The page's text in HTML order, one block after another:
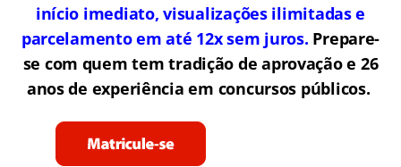
início imediato, visualizações ilimitadas e
parcelamento em até 12x sem juros. Prepare-
se com quem tem tradição de aprovação e 26
anos de experiência em concursos públicos.